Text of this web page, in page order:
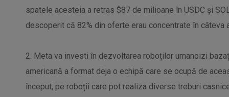
spatele acesteia a retras $87 de milioane în USDC și
descoperit că 82% din oferte erau concentrate în câteva
2. Meta va investi în dezvoltarea roboților umanoizi
americană a format deja o echipă care se ocupă de
început, pe roboții care pot realiza diverse treburi